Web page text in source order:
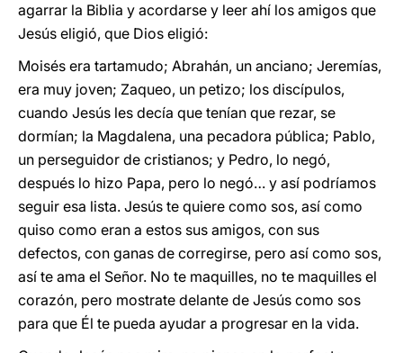
agarrar la Biblia y acordarse y leer ahí los amigos que
Jesús eligió, que Dios eligió:
Moisés era tartamudo; Abrahán, un anciano; Jeremías,
era muy joven; Zaqueo, un petizo; los discípulos,
cuando Jesús les decía que tenían que rezar, se
dormían; la Magdalena, una pecadora pública; Pablo,
un perseguidor de cristianos; y Pedro, lo negó,
después lo hizo Papa, pero lo negó… y así podríamos
seguir esa lista. Jesús te quiere como sos, así como
quiso como eran a estos sus amigos, con sus
defectos, con ganas de corregirse, pero así como sos,
así te ama el Señor. No te maquilles, no te maquilles el
corazón, pero mostrate delante de Jesús como sos
para que Él te pueda ayudar a progresar en la vida.